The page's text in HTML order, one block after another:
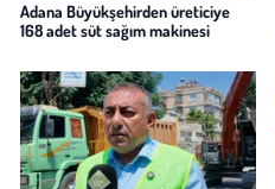
Adana Büyükşehirden üreticiye
168 adet süt sağım makinesi